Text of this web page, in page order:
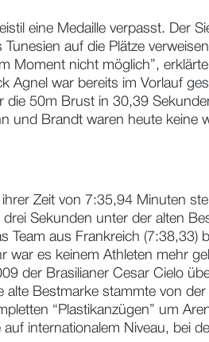
eine Medaille verpasst. Der
auf die Plätze
nicht möglich”,
Agnel war bereits im Vorlauf
50m Brust in 30,39
Brandt waren heute keine
Zeit von 7:35,94 Minuten
Sekunden unter der alten
aus Frankreich (7:38,33)
es keinem Athleten mehr
der Brasilianer Cesar Cielo
Bestmarke stammte von
“Plastikanzügen” um
internationalem Niveau, bei